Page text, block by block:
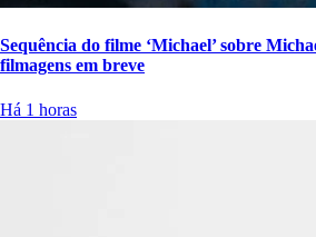
Sequência do filme ‘Michael’ sobre
filmagens em breve
Há 1 horas